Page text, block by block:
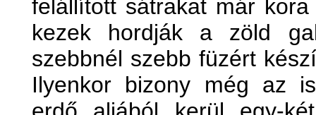
felállított sátrakat már
kezek hordják a zöld
szebbnél szebb füzért
Ilyenkor bizony még az